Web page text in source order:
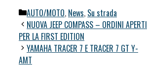
Categorie
AUTO/MOTO, News, Su strada
NUOVA JEEP COMPASS – ORDINI APERTI
PER LA FIRST EDITION
YAMAHA TRACER 7 E TRACER 7 GT Y-
AMT